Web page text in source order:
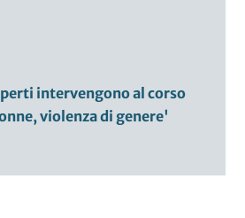
intervengono al corso
violenza di genere'